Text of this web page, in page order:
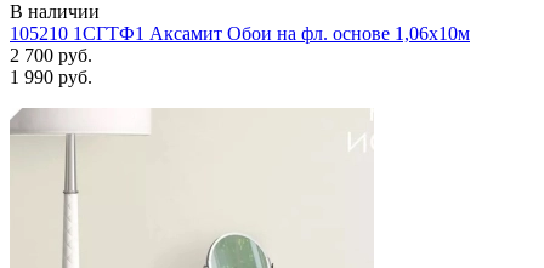
В наличии
105210 1СГТФ1 Аксамит Обои на фл. основе 1,06х10м
2 700 руб.
1 990 руб.